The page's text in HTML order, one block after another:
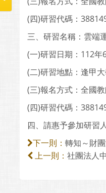
(四)研習代碼：
三、研習名稱：雲端
(一)研習日期：112年
(二)研習地點：逢甲
(三)報名方式：全國
(四)研習代碼：
四、請惠予參加研習
下一則： 轉知～財
上一則： 社團法人